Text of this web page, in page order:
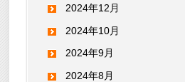
2024年12月
2024年10月
2024年9月
2024年8月